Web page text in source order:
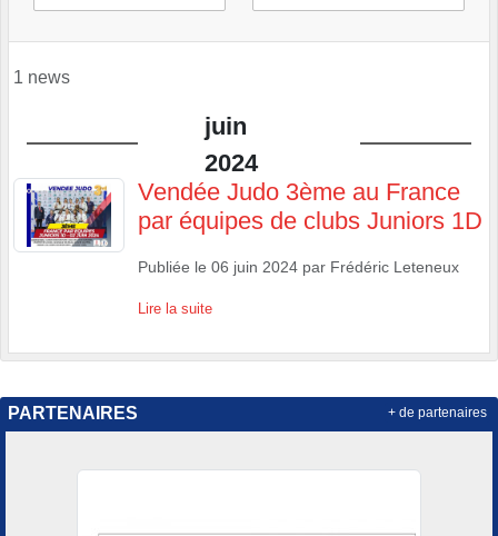
1 news
juin
2024
Vendée Judo 3ème au France
par équipes de clubs Juniors 1D
Publiée le 06 juin 2024 par Frédéric Leteneux
Lire la suite
PARTENAIRES + de partenaires